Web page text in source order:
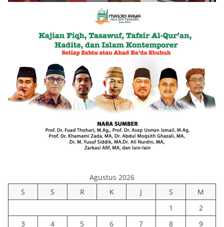
Agustus 2026
S
S R K J S
M
1
2
3
4 5 6 7 8
9